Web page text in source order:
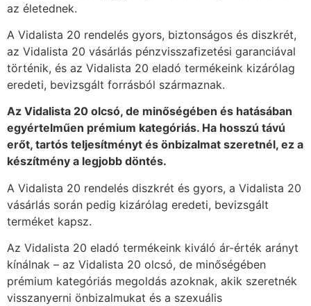
az életednek.
A Vidalista 20 rendelés gyors, biztonságos és diszkrét,
az Vidalista 20 vásárlás pénzvisszafizetési garanciával
történik, és az Vidalista 20 eladó termékeink kizárólag
eredeti, bevizsgált forrásból származnak.
Az Vidalista 20 olcsó, de minőségében és hatásában
egyértelműen prémium kategóriás. Ha hosszú távú
erőt, tartós teljesítményt és önbizalmat szeretnél, ez a
készítmény a legjobb döntés.
A Vidalista 20 rendelés diszkrét és gyors, a Vidalista 20
vásárlás során pedig kizárólag eredeti, bevizsgált
terméket kapsz.
Az Vidalista 20 eladó termékeink kiváló ár-érték arányt
kínálnak – az Vidalista 20 olcsó, de minőségében
prémium kategóriás megoldás azoknak, akik szeretnék
visszanyerni önbizalmukat és a szexuális